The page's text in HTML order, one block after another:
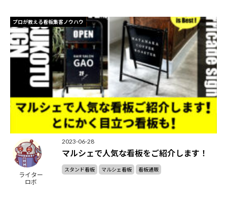
プロが教える看板集客ノウハウ
ライター
ロボ
2023-06-28
マルシェで人気な看板をご紹介します！
スタンド看板 マルシェ看板 看板通販